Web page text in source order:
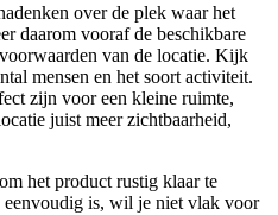
over de plek waar het
daarom vooraf de beschikbare
van de locatie. Kijk
mensen en het soort activiteit.
zijn voor een kleine ruimte,
juist meer zichtbaarheid,
het product rustig klaar te
is, wil je niet vlak voor